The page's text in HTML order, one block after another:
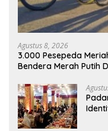
Agustus 8, 2026
3.000 Pesepeda
Bendera Merah Putih